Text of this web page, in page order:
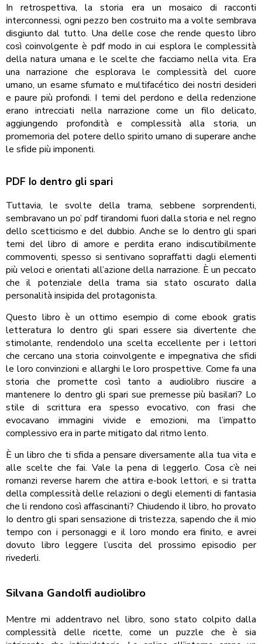
In retrospettiva, la storia era un mosaico di racconti
interconnessi, ogni pezzo ben costruito ma a volte sembrava
disgiunto dal tutto. Una delle cose che rende questo libro
così coinvolgente è pdf modo in cui esplora le complessità
della natura umana e le scelte che facciamo nella vita. Era
una narrazione che esplorava le complessità del cuore
umano, un esame sfumato e multifacético dei nostri desideri
e paure più profondi. I temi del perdono e della redenzione
erano intrecciati nella narrazione come un filo delicato,
aggiungendo profondità e complessità alla storia, un
promemoria del potere dello spirito umano di superare anche
le sfide più imponenti.
PDF Io dentro gli spari
Tuttavia, le svolte della trama, sebbene sorprendenti,
sembravano un po’ pdf tirandomi fuori dalla storia e nel regno
dello scetticismo e del dubbio. Anche se Io dentro gli spari
temi del libro di amore e perdita erano indiscutibilmente
commoventi, spesso si sentivano sopraffatti dagli elementi
più veloci e orientati all’azione della narrazione. È un peccato
che il potenziale della trama sia stato oscurato dalla
personalità insipida del protagonista.
Questo libro è un ottimo esempio di come ebook gratis
letteratura Io dentro gli spari essere sia divertente che
stimolante, rendendolo una scelta eccellente per i lettori
che cercano una storia coinvolgente e impegnativa che sfidi
le loro convinzioni e allarghi le loro prospettive. Come fa una
storia che promette così tanto a audiolibro riuscire a
mantenere Io dentro gli spari sue premesse più basilari? Lo
stile di scrittura era spesso evocativo, con frasi che
evocavano immagini vivide e emozioni, ma l’impatto
complessivo era in parte mitigato dal ritmo lento.
È un libro che ti sfida a pensare diversamente alla tua vita e
alle scelte che fai. Vale la pena di leggerlo. Cosa c’è nei
romanzi reverse harem che attira e-book lettori, e si tratta
della complessità delle relazioni o degli elementi di fantasia
che li rendono così affascinanti? Chiudendo il libro, ho provato
Io dentro gli spari sensazione di tristezza, sapendo che il mio
tempo con i personaggi e il loro mondo era finito, e avrei
dovuto libro leggere l’uscita del prossimo episodio per
rivederli.
Silvana Gandolfi audiolibro
Mentre mi addentravo nel libro, sono stato colpito dalla
complessità delle ricette, come un puzzle che è sia